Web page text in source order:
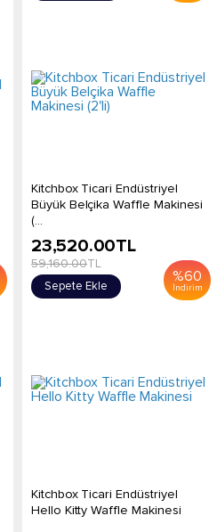
Kitchbox Ticari Endüstriyel
Büyük Belçika Waffle Makinesi
(...
%60
İndirim
23,520.00TL
59,160.00TL
Sepete Ekle
Kitchbox Ticari Endüstriyel
Hello Kitty Waffle Makinesi